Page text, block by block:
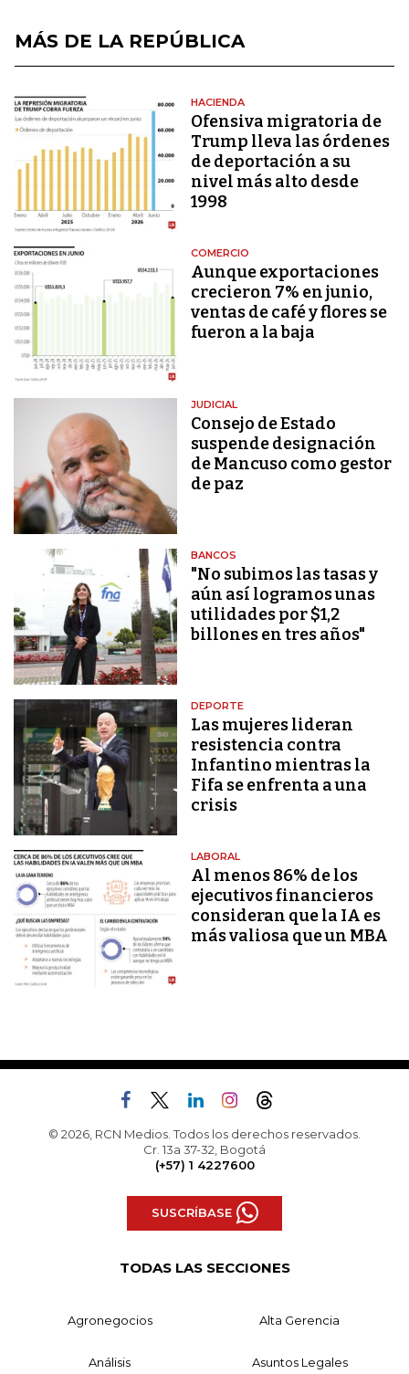
MÁS DE LA REPÚBLICA
HACIENDA
Ofensiva migratoria de
Trump lleva las órdenes
de deportación a su
nivel más alto desde
1998
COMERCIO
Aunque exportaciones
crecieron 7% en junio,
ventas de café y flores se
fueron a la baja
JUDICIAL
Consejo de Estado
suspende designación
de Mancuso como gestor
de paz
BANCOS
"No subimos las tasas y
aún así logramos unas
utilidades por $1,2
billones en tres años"
DEPORTE
Las mujeres lideran
resistencia contra
Infantino mientras la
Fifa se enfrenta a una
crisis
LABORAL
Al menos 86% de los
ejecutivos financieros
consideran que la IA es
más valiosa que un MBA
© 2026, RCN Medios. Todos los derechos reservados.
Cr. 13a 37-32, Bogotá
(+57) 1 4227600
SUSCRÍBASE
TODAS LAS SECCIONES
Agronegocios Alta Gerencia
Análisis Asuntos Legales